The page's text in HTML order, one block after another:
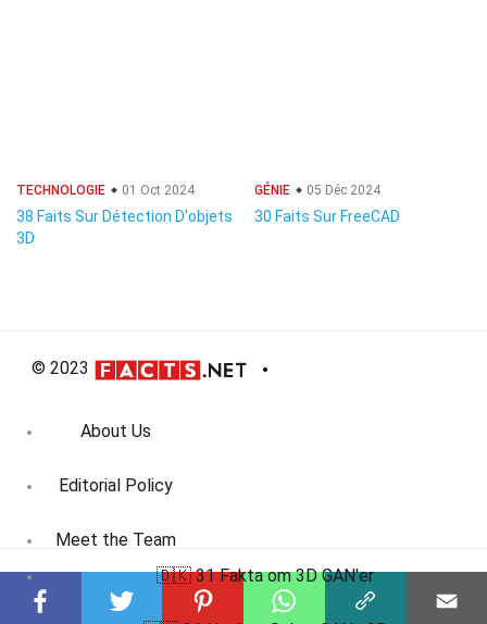
TECHNOLOGIE 01 Oct 2024
38 Faits Sur Détection D'objets
3D
GÉNIE 05 Déc 2024
30 Faits Sur FreeCAD
© 2023
About Us
Editorial Policy
Meet the Team
Product Review
🇩🇰 31 Fakta om 3D GAN'er